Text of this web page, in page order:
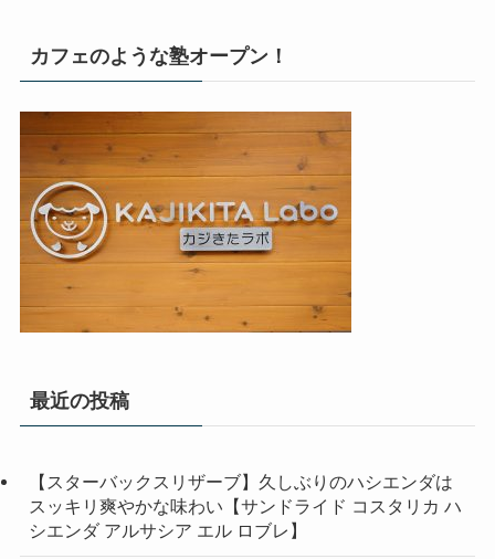
カフェのような塾オープン！
最近の投稿
【スターバックスリザーブ】久しぶりのハシエンダは
スッキリ爽やかな味わい【サンドライド コスタリカ ハ
シエンダ アルサシア エル ロブレ】